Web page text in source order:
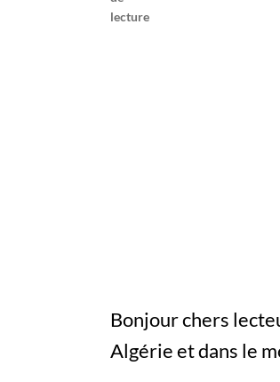
Bonjour chers
Algérie et dans le